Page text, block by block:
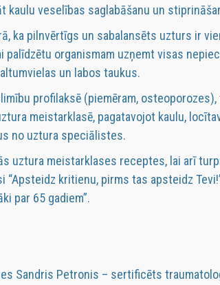
veselības saglabāšanu un
ka pilnvērtīgs un sabalansēts uzturs ir
organismam uzņemt visas
un labos taukus.
profilaksē (piemēram, osteoporozes),
meistarklasē, pagatavojot kaulu,
no uztura speciālistes.
uztura meistarklases receptes, lai arī
kritienu, pirms tas apsteidz
par 65 gadiem”.
Sandris Petronis – sertificēts